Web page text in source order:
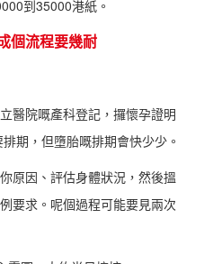
到35000港紙。
個流程要幾耐
醫院嘅產科登記，攞懷孕證明
期，但墮胎嘅排期會快少少。
原因、評估身體狀況，然後搵
要求。呢個過程可能要見兩次